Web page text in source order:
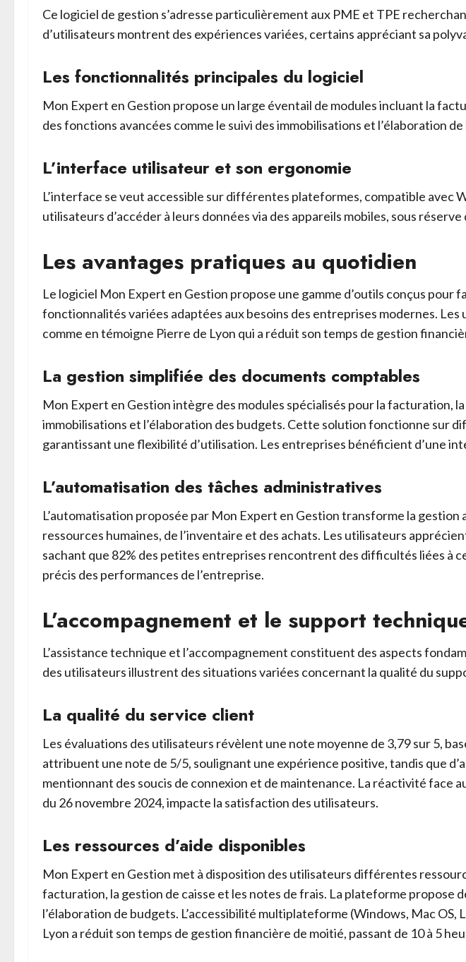
Ce logiciel de gestion s’adresse particulièrement aux PME et TPE
d’utilisateurs montrent des expériences variées, certains appréciant sa
Les fonctionnalités principales du logiciel
Mon Expert en Gestion propose un large éventail de modules incluant la
des fonctions avancées comme le suivi des immobilisations et l’élaboration
L’interface utilisateur et son ergonomie
L’interface se veut accessible sur différentes plateformes, compatible
utilisateurs d’accéder à leurs données via des appareils mobiles, sous
Les avantages pratiques au quotidien
Le logiciel Mon Expert en Gestion propose une gamme d’outils conçus
fonctionnalités variées adaptées aux besoins des entreprises modernes.
comme en témoigne Pierre de Lyon qui a réduit son temps de gestion
La gestion simplifiée des documents comptables
Mon Expert en Gestion intègre des modules spécialisés pour la facturation,
immobilisations et l’élaboration des budgets. Cette solution fonctionne sur
garantissant une flexibilité d’utilisation. Les entreprises bénéficient d’une
L’automatisation des tâches administratives
L’automatisation proposée par Mon Expert en Gestion transforme la
ressources humaines, de l’inventaire et des achats. Les utilisateurs
sachant que 82% des petites entreprises rencontrent des difficultés liées à
précis des performances de l’entreprise.
L’accompagnement et le support
L’assistance technique et l’accompagnement constituent des aspects
des utilisateurs illustrent des situations variées concernant la qualité du
La qualité du service client
Les évaluations des utilisateurs révèlent une note moyenne de 3,79 sur 5,
attribuent une note de 5/5, soulignant une expérience positive, tandis que
mentionnant des soucis de connexion et de maintenance. La réactivité face
du 26 novembre 2024, impacte la satisfaction des utilisateurs.
Les ressources d’aide disponibles
Mon Expert en Gestion met à disposition des utilisateurs différentes
facturation, la gestion de caisse et les notes de frais. La plateforme propose
l’élaboration de budgets. L’accessibilité multiplateforme (Windows, Mac
Lyon a réduit son temps de gestion financière de moitié, passant de 10 à 5